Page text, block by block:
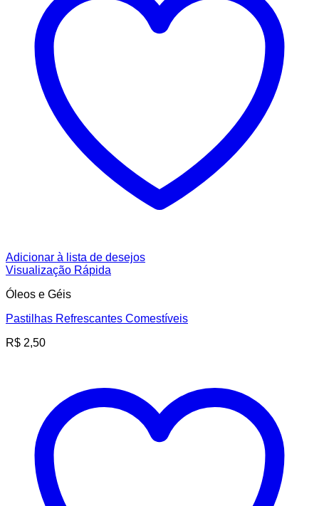
Adicionar à lista de desejos
Visualização Rápida
Óleos e Géis
Pastilhas Refrescantes Comestíveis
R$ 2,50